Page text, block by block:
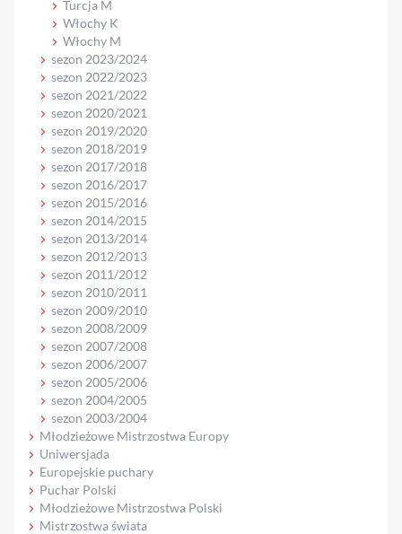
Turcja M
Włochy K
Włochy M
sezon 2023/2024
sezon 2022/2023
sezon 2021/2022
sezon 2020/2021
sezon 2019/2020
sezon 2018/2019
sezon 2017/2018
sezon 2016/2017
sezon 2015/2016
sezon 2014/2015
sezon 2013/2014
sezon 2012/2013
sezon 2011/2012
sezon 2010/2011
sezon 2009/2010
sezon 2008/2009
sezon 2007/2008
sezon 2006/2007
sezon 2005/2006
sezon 2004/2005
sezon 2003/2004
Młodzieżowe Mistrzostwa Europy
Uniwersjada
Europejskie puchary
Puchar Polski
Młodzieżowe Mistrzostwa Polski
Mistrzostwa świata